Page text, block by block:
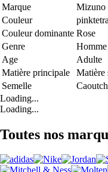
Marque
Mizuno
Couleur
Couleur dominante Rose
Genre
Homme
Age
Adulte
Matière principale
Matière
Semelle
Loading...
Loading...
Toutes nos